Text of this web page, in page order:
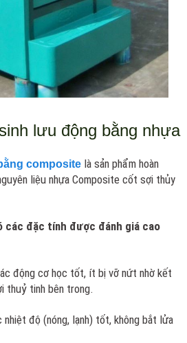
lưu động bằng nhựa
composite là sản phẩm hoàn
liệu nhựa Composite cốt sợi thủy
các đặc tính được đánh giá cao
động cơ học tốt, ít bị vỡ nứt nhờ kết
thuỷ tinh bên trong.
độ (nóng, lạnh) tốt, không bắt lửa